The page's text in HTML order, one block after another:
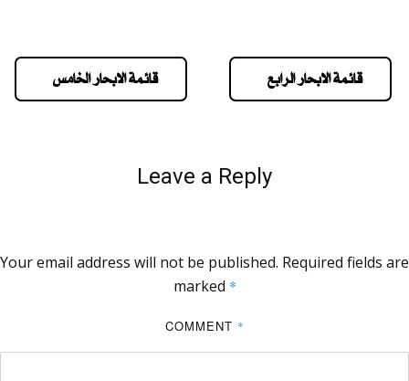
قائمة الابحار الخامس قائمة الابحار الرابع
Leave a Reply
Your email address will not be published. Required fields are
marked *
COMMENT *